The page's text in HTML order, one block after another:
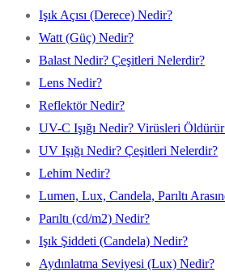
Işık Açısı (Derece) Nedir?
Watt (Güç) Nedir?
Balast Nedir? Çeşitleri Nelerdir?
Lens Nedir?
Reflektör Nedir?
UV-C Işığı Nedir? Virüsleri
UV Işığı Nedir? Çeşitleri Nelerdir?
Lehim Nedir?
Lumen, Lux, Candela, Parıltı
Parıltı (cd/m2) Nedir?
Işık Şiddeti (Candela) Nedir?
Aydınlatma Seviyesi (Lux) Nedir?